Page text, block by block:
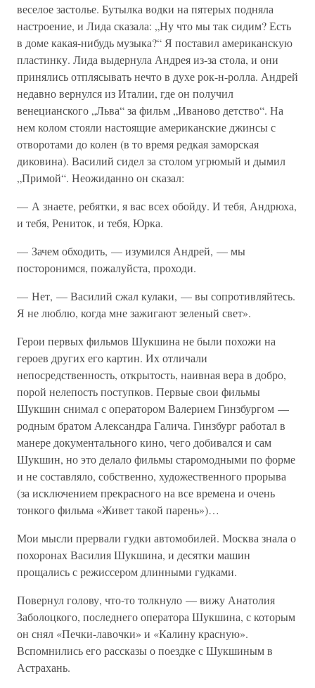
веселое застолье. Бутылка водки на пятерых подняла
настроение, и Лида сказала: „Ну что мы так сидим? Есть
в доме какая-нибудь музыка?“ Я поставил американскую
пластинку. Лида выдернула Андрея из-за стола, и они
принялись отплясывать нечто в духе рок-н-ролла. Андрей
недавно вернулся из Италии, где он получил
венецианского „Льва“ за фильм „Иваново детство“. На
нем колом стояли настоящие американские джинсы с
отворотами до колен (в то время редкая заморская
диковина). Василий сидел за столом угрюмый и дымил
„Примой“. Неожиданно он сказал:
— А знаете, ребятки, я вас всех обойду. И тебя, Андрюха,
и тебя, Рениток, и тебя, Юрка.
— Зачем обходить, — изумился Андрей, — мы
посторонимся, пожалуйста, проходи.
— Нет, — Василий сжал кулаки, — вы сопротивляйтесь.
Я не люблю, когда мне зажигают зеленый свет».
Герои первых фильмов Шукшина не были похожи на
героев других его картин. Их отличали
непосредственность, открытость, наивная вера в добро,
порой нелепость поступков. Первые свои фильмы
Шукшин снимал с оператором Валерием Гинзбургом —
родным братом Александра Галича. Гинзбург работал в
манере документального кино, чего добивался и сам
Шукшин, но это делало фильмы старомодными по форме
и не составляло, собственно, художественного прорыва
(за исключением прекрасного на все времена и очень
тонкого фильма «Живет такой парень»)…
Мои мысли прервали гудки автомобилей. Москва знала о
похоронах Василия Шукшина, и десятки машин
прощались с режиссером длинными гудками.
Повернул голову, что-то толкнуло — вижу Анатолия
Заболоцкого, последнего оператора Шукшина, с которым
он снял «Печки-лавочки» и «Калину красную».
Вспомнились его рассказы о поездке с Шукшиным в
Астрахань.